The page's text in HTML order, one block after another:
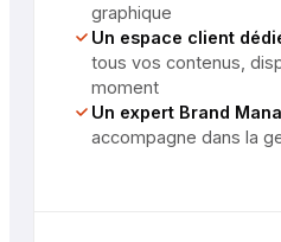
graphique
Un espace client
tous vos contenus,
moment
Un expert Brand
accompagne dans la